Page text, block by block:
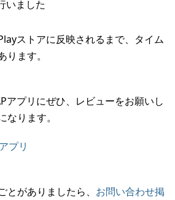
いました
ストアに反映されるまで、タイム
ます。
アプリにぜひ、レビューをお願いし
なります。
プリ
がありましたら、 お問い合わせ掲